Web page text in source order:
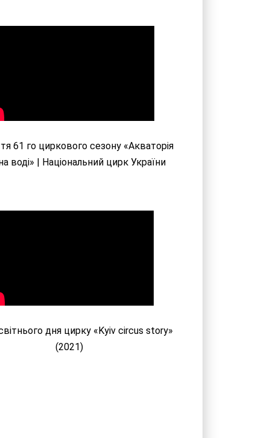
61 го циркового сезону «Акваторія
воді» | Національний цирк України
дня цирку «Kyiv circus story»
(2021)